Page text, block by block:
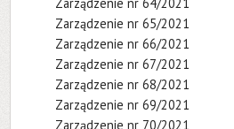
Zarządzenie nr 65/2021
Zarządzenie nr 66/2021
Zarządzenie nr 67/2021
Zarządzenie nr 68/2021
Zarządzenie nr 69/2021
Zarządzenie nr 70/2021